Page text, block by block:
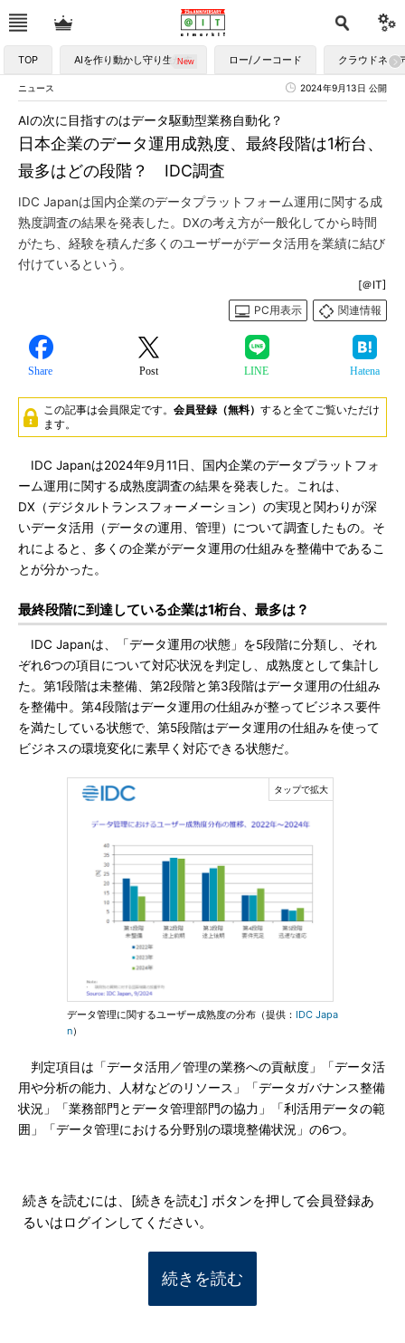
TOP AIを作り動かし守り生かす ロー/ノーコード クラウドネイ
ニュース 2024年9月13日 公開
日本企業のデータ運用成熟度、最終段階は1桁台、
最多はどの段階？ IDC調査
AIの次に目指すのはデータ駆動型業務自動化？
IDC Japanは国内企業のデータプラットフォーム運用に関する成
熟度調査の結果を発表した。DXの考え方が一般化してから時間
がたち、経験を積んだ多くのユーザーがデータ活用を業績に結び
付けているという。
[＠IT]
PC用表示
関連情報
Share Post LINE Hatena
この記事は会員限定です。 会員登録（無料） すると全てご覧いただけ
ます。
IDC Japanは2024年9月11日、国内企業のデータプラットフォ
ーム運用に関する成熟度調査の結果を発表した。これは、
DX（デジタルトランスフォーメーション）の実現と関わりが深
いデータ活用（データの運用、管理）について調査したもの。そ
れによると、多くの企業がデータ運用の仕組みを整備中であるこ
とが分かった。
最終段階に到達している企業は1桁台、最多は？
IDC Japanは、「データ運用の状態」を5段階に分類し、それ
ぞれ6つの項目について対応状況を判定し、成熟度として集計し
た。第1段階は未整備、第2段階と第3段階はデータ運用の仕組み
を整備中。第4段階はデータ運用の仕組みが整ってビジネス要件
を満たしている状態で、第5段階はデータ運用の仕組みを使って
ビジネスの環境変化に素早く対応できる状態だ。
データ管理に関するユーザー成熟度の分布（提供： IDC Japa
n）
判定項目は「データ活用／管理の業務への貢献度」「データ活
用や分析の能力、人材などのリソース」「データガバナンス整備
状況」「業務部門とデータ管理部門の協力」「利活用データの範
囲」「データ管理における分野別の環境整備状況」の6つ。
続きを読むには、[続きを読む] ボタンを押して会員登録あ
るいはログインしてください。
続きを読む